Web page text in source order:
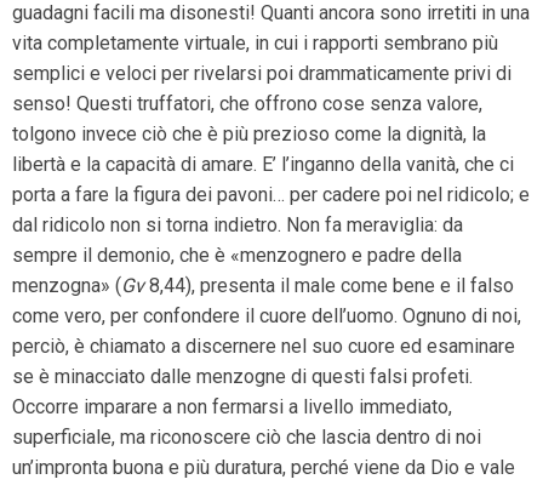
guadagni facili ma disonesti! Quanti ancora sono irretiti in una
vita completamente virtuale, in cui i rapporti sembrano più
semplici e veloci per rivelarsi poi drammaticamente privi di
senso! Questi truffatori, che offrono cose senza valore,
tolgono invece ciò che è più prezioso come la dignità, la
libertà e la capacità di amare. E’ l’inganno della vanità, che ci
porta a fare la figura dei pavoni… per cadere poi nel ridicolo; e
dal ridicolo non si torna indietro. Non fa meraviglia: da
sempre il demonio, che è «menzognero e padre della
menzogna» (Gv8,44), presenta il male come bene e il falso
come vero, per confondere il cuore dell’uomo. Ognuno di noi,
perciò, è chiamato a discernere nel suo cuore ed esaminare
se è minacciato dalle menzogne di questi falsi profeti.
Occorre imparare a non fermarsi a livello immediato,
superficiale, ma riconoscere ciò che lascia dentro di noi
un’impronta buona e più duratura, perché viene da Dio e vale